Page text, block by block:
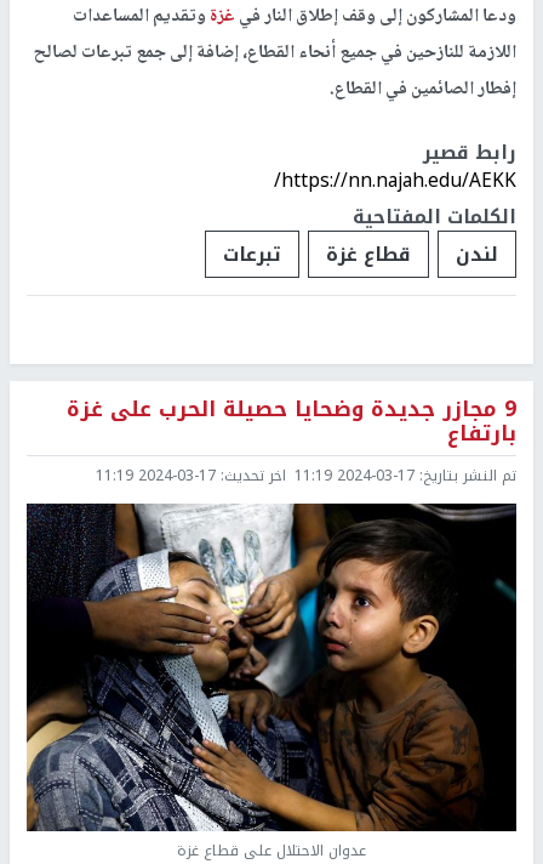
ودعا المشاركون إلى وقف إطلاق النار فيغزةوتقديم المساعدات
اللازمة للنازحين في جميع أنحاء القطاع، إضافة إلى جمع تبرعات لصالح
إفطار الصائمين في القطاع.
رابط قصير
https://nn.najah.edu/AEKK/
الكلمات المفتاحية
لندن
قطاع غزة تبرعات
9 مجازر جديدة وضحايا حصيلة الحرب على غزة
بارتفاع
تم النشر بتاريخ: 2024-03-17 11:19 اخر تحديث: 2024-03-17 11:19
عدوان الاحتلال على قطاع غزة